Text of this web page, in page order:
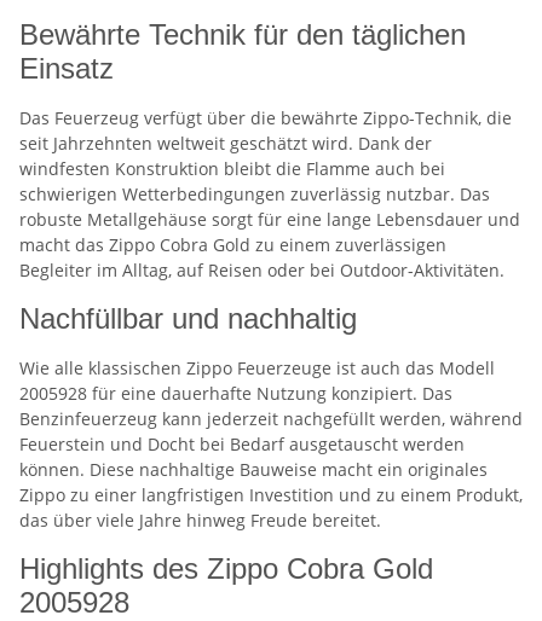
Bewährte Technik für den täglichen
Einsatz
Das Feuerzeug verfügt über die bewährte Zippo-Technik, die
seit Jahrzehnten weltweit geschätzt wird. Dank der
windfesten Konstruktion bleibt die Flamme auch bei
schwierigen Wetterbedingungen zuverlässig nutzbar. Das
robuste Metallgehäuse sorgt für eine lange Lebensdauer und
macht das Zippo Cobra Gold zu einem zuverlässigen
Begleiter im Alltag, auf Reisen oder bei Outdoor-Aktivitäten.
Nachfüllbar und nachhaltig
Wie alle klassischen Zippo Feuerzeuge ist auch das Modell
2005928 für eine dauerhafte Nutzung konzipiert. Das
Benzinfeuerzeug kann jederzeit nachgefüllt werden, während
Feuerstein und Docht bei Bedarf ausgetauscht werden
können. Diese nachhaltige Bauweise macht ein originales
Zippo zu einer langfristigen Investition und zu einem Produkt,
das über viele Jahre hinweg Freude bereitet.
Highlights des Zippo Cobra Gold
2005928